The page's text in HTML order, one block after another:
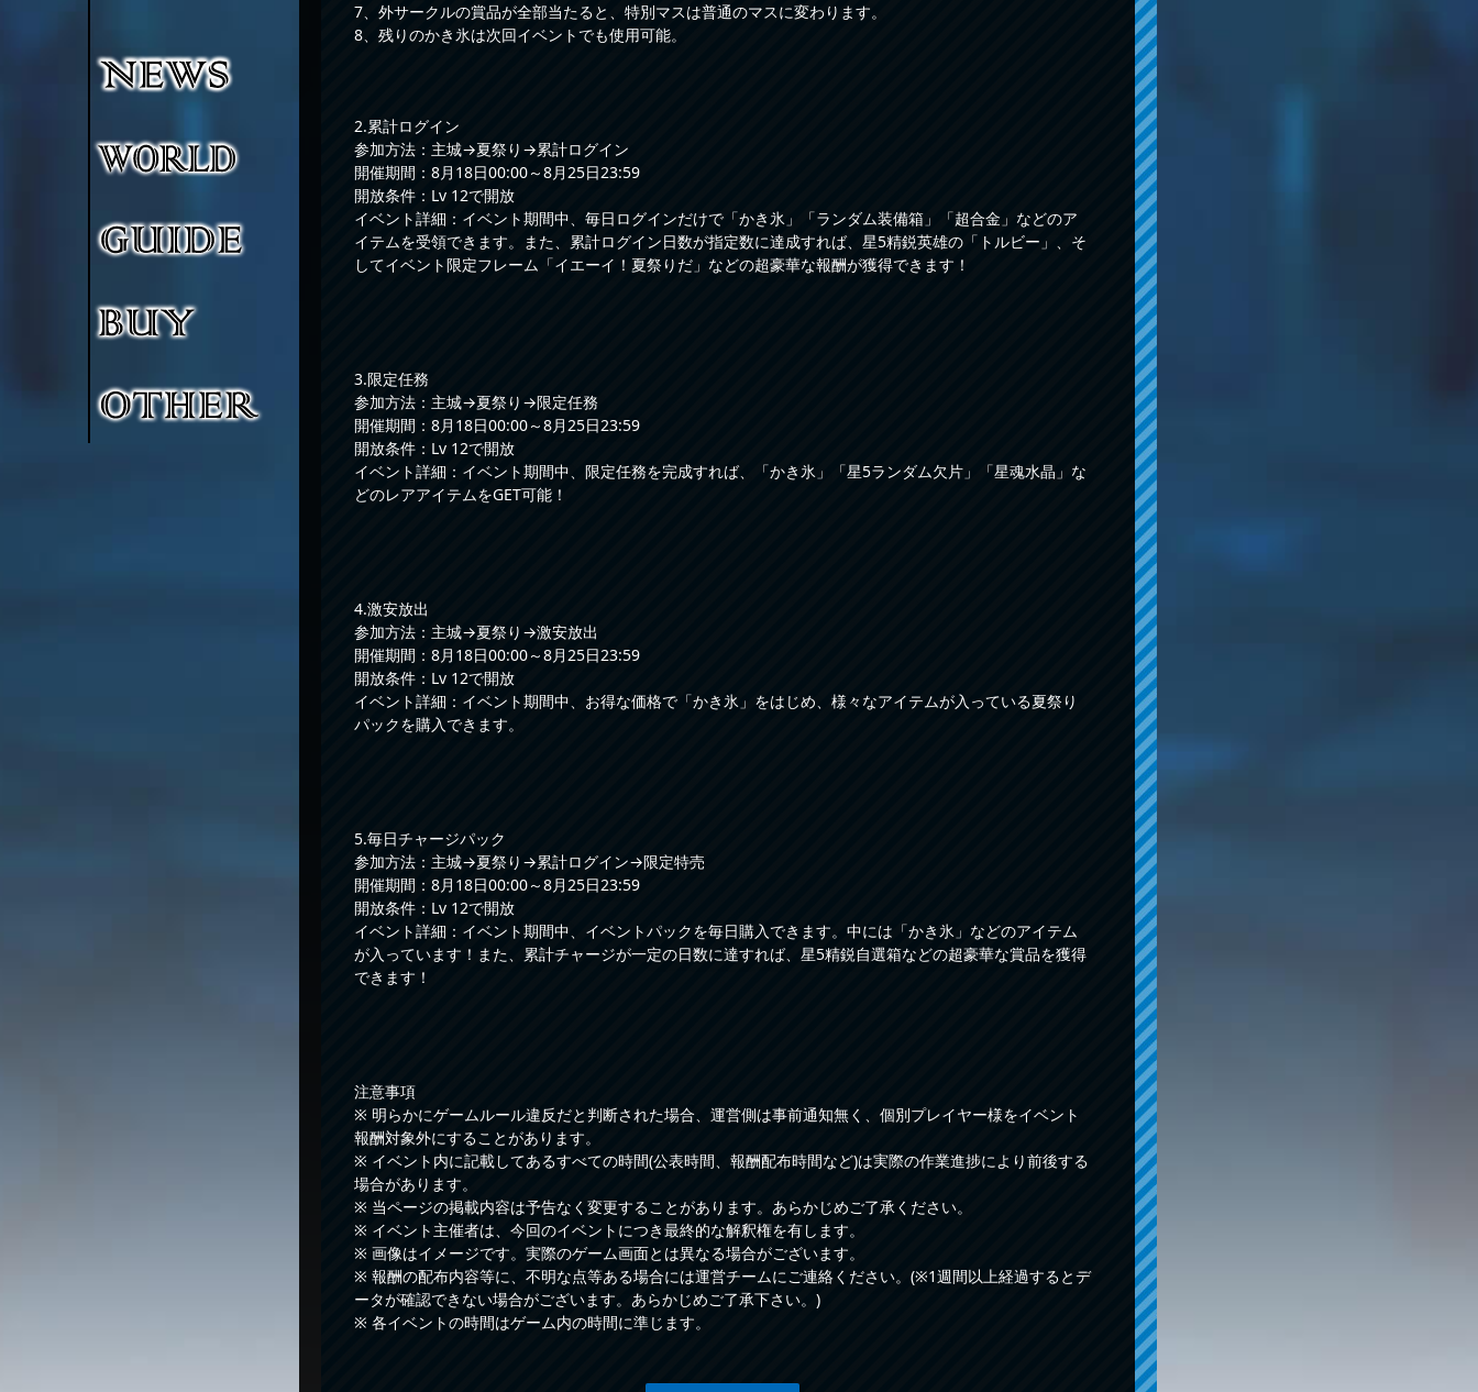
7、外サークルの賞品が全部当たると、特別マスは普通のマスに変わります。
8、残りのかき氷は次回イベントでも使用可能。
2.累計ログイン
参加方法：主城→夏祭り→累計ログイン
開催期間：8月18日00:00～8月25日23:59
開放条件：Lv 12で開放
イベント詳細：イベント期間中、毎日ログインだけで「かき氷」「ランダム装備箱」「超合金」などのア
イテムを受領できます。また、累計ログイン日数が指定数に達成すれば、星5精鋭英雄の「トルビー」、そ
してイベント限定フレーム「イエーイ！夏祭りだ」などの超豪華な報酬が獲得できます！
3.限定任務
参加方法：主城→夏祭り→限定任務
開催期間：8月18日00:00～8月25日23:59
開放条件：Lv 12で開放
イベント詳細：イベント期間中、限定任務を完成すれば、「かき氷」「星5ランダム欠片」「星魂水晶」な
どのレアアイテムをGET可能！
4.激安放出
参加方法：主城→夏祭り→激安放出
開催期間：8月18日00:00～8月25日23:59
開放条件：Lv 12で開放
イベント詳細：イベント期間中、お得な価格で「かき氷」をはじめ、様々なアイテムが入っている夏祭り
パックを購入できます。
5.毎日チャージパック
参加方法：主城→夏祭り→累計ログイン→限定特売
開催期間：8月18日00:00～8月25日23:59
開放条件：Lv 12で開放
イベント詳細：イベント期間中、イベントパックを毎日購入できます。中には「かき氷」などのアイテム
が入っています！また、累計チャージが一定の日数に達すれば、星5精鋭自選箱などの超豪華な賞品を獲得
できます！
注意事項
※ 明らかにゲームルール違反だと判断された場合、運営側は事前通知無く、個別プレイヤー様をイベント
報酬対象外にすることがあります。
※ イベント内に記載してあるすべての時間(公表時間、報酬配布時間など)は実際の作業進捗により前後する
場合があります。
※ 当ページの掲載内容は予告なく変更することがあります。あらかじめご了承ください。
※ イベント主催者は、今回のイベントにつき最終的な解釈権を有します。
※ 画像はイメージです。実際のゲーム画面とは異なる場合がございます。
※ 報酬の配布内容等に、不明な点等ある場合には運営チームにご連絡ください。(※1週間以上経過するとデ
ータが確認できない場合がございます。あらかじめご了承下さい。)
※ 各イベントの時間はゲーム内の時間に準じます。